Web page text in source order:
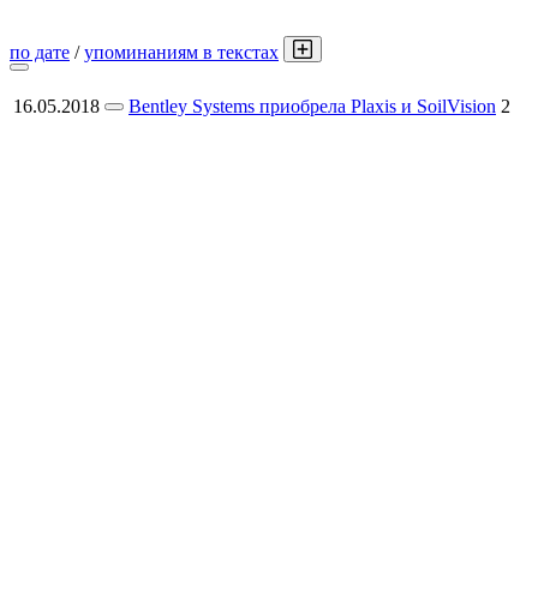
по дате /упоминаниям в текстах
16.05.2018 Bentley Systems приобрела Plaxis и SoilVision 2